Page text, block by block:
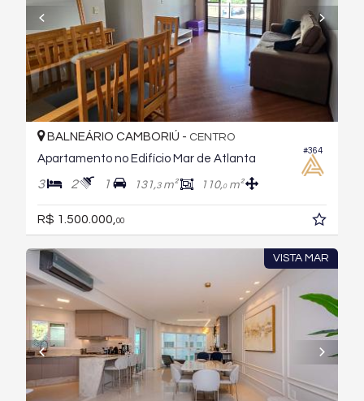
#364
BALNEÁRIO CAMBORIÚ - CENTRO
Apartamento no Edifício Mar de Atlanta
3 2 1 131,3m² 110,0m²
R$ 1.500.000, 00
VISTA MAR